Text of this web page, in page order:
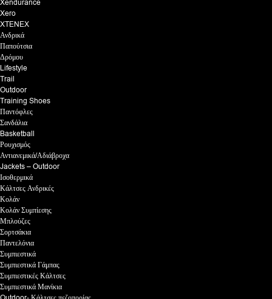
Xendurance
Xero
XTENEX
Ανδρικά
Παπούτσια
Δρόμου
Lifestyle
Trail
Outdoor
Training Shoes
Παντόφλες
Σανδάλια
Basketball
Ρουχισμός
Αντιανεμικά/Αδιάβροχα
Jackets – Outdoor
Ισοθερμικά
Κάλτσες Ανδρικές
Κολάν
Κολάν Συμπίεσης
Μπλούζες
Σορτσάκια
Παντελόνια
Συμπιεστικά
Συμπιεστικά Γάμπας
Συμπιεστικές Κάλτσες
Συμπιεστικά Μανίκια